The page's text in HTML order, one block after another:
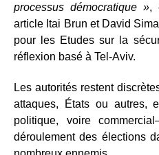
processus démocratique »,
article Itai Brun et David
pour les Etudes sur la
réflexion basé à Tel-Aviv.
Les autorités restent
attaques, États ou autres,
politique, voire
déroulement des élections